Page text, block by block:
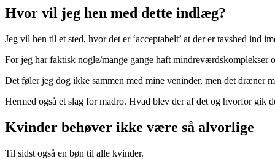
Hvor vil jeg hen med dette indlæg?
Jeg vil hen til et sted, hvor det er ‘acceptabelt’ at der er tavshed ind
For jeg har faktisk nogle/mange gange haft mindreværdskomplekser
Det føler jeg dog ikke sammen med mine veninder, men det dræner
Hermed også et slag for madro. Hvad blev der af det og hvorfor gik
Kvinder behøver ikke være så alvorlige
Til sidst også en bøn til alle kvinder.